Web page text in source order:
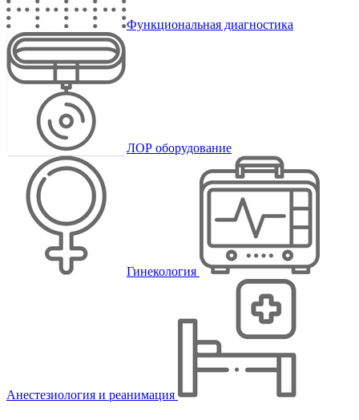
Функциональная диагностика
ЛОР оборудование
Гинекология
Анестезиология и реанимация